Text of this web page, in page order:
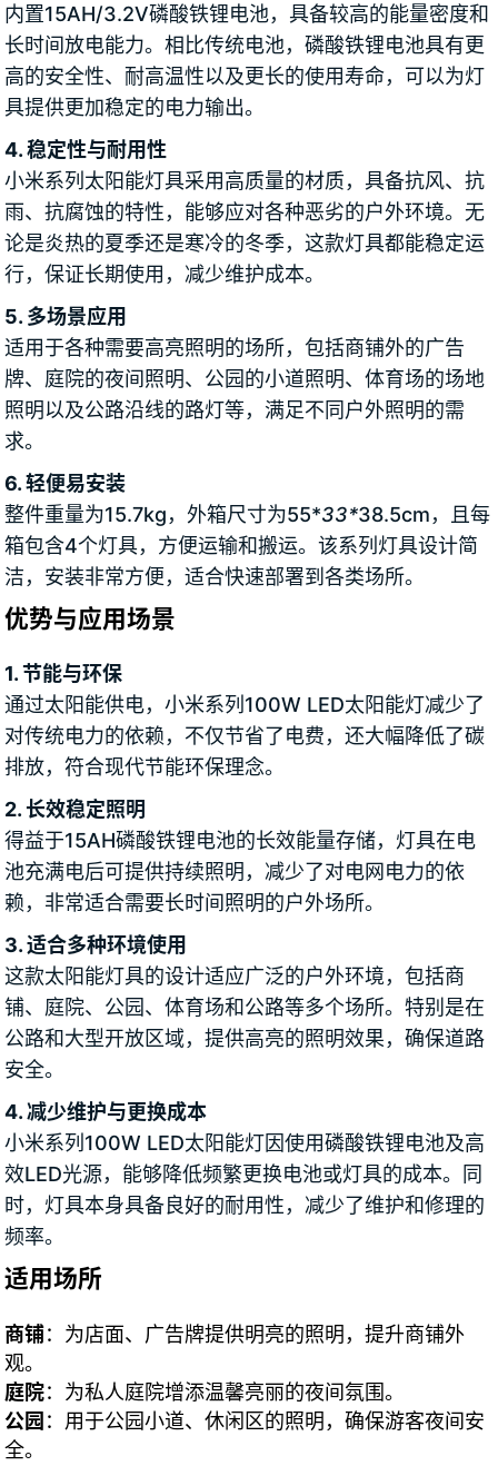
内置15AH/3.2V磷酸铁锂电池，具备较高的能量密度和
长时间放电能力。相比传统电池，磷酸铁锂电池具有更
高的安全性、耐高温性以及更长的使用寿命，可以为灯
具提供更加稳定的电力输出。
4. 稳定性与耐用性
小米系列太阳能灯具采用高质量的材质，具备抗风、抗
雨、抗腐蚀的特性，能够应对各种恶劣的户外环境。无
论是炎热的夏季还是寒冷的冬季，这款灯具都能稳定运
行，保证长期使用，减少维护成本。
5. 多场景应用
适用于各种需要高亮照明的场所，包括商铺外的广告
牌、庭院的夜间照明、公园的小道照明、体育场的场地
照明以及公路沿线的路灯等，满足不同户外照明的需
求。
6. 轻便易安装
整件重量为15.7kg，外箱尺寸为55*33*38.5cm，且每
箱包含4个灯具，方便运输和搬运。该系列灯具设计简
洁，安装非常方便，适合快速部署到各类场所。
优势与应用场景
1. 节能与环保
通过太阳能供电，小米系列100W LED太阳能灯减少了
对传统电力的依赖，不仅节省了电费，还大幅降低了碳
排放，符合现代节能环保理念。
2. 长效稳定照明
得益于15AH磷酸铁锂电池的长效能量存储，灯具在电
池充满电后可提供持续照明，减少了对电网电力的依
赖，非常适合需要长时间照明的户外场所。
3. 适合多种环境使用
这款太阳能灯具的设计适应广泛的户外环境，包括商
铺、庭院、公园、体育场和公路等多个场所。特别是在
公路和大型开放区域，提供高亮的照明效果，确保道路
安全。
4. 减少维护与更换成本
小米系列100W LED太阳能灯因使用磷酸铁锂电池及高
效LED光源，能够降低频繁更换电池或灯具的成本。同
时，灯具本身具备良好的耐用性，减少了维护和修理的
频率。
适用场所
商铺：为店面、广告牌提供明亮的照明，提升商铺外
观。
庭院：为私人庭院增添温馨亮丽的夜间氛围。
公园 ：用于公园小道、休闲区的照明，确保游客夜间安
全。